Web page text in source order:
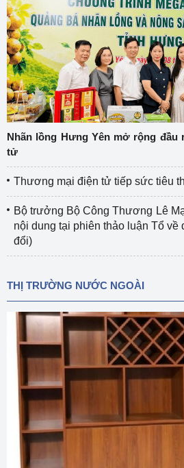
Nhãn lồng Hưng Yên mở rộng
tử
Thương mại điện tử tiếp sức tiêu
Bộ trưởng Bộ Công Thương Lê
nội dung tại phiên thảo luận Tổ
đổi)
THỊ TRƯỜNG NƯỚC NGOÀI